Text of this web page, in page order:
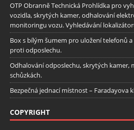
OTP Obranně Technická Prohlídka pro
vozidla, skrytých kamer, odhalování
monitoringu vozu. Vyhledávání
Box s bílým šumem pro uložení telefonů
proti odposlechu.
Odhalování odposlechu, skrytých kamer,
schůzkách.
Bezpečná jednací místnost – Faradayova
COPYRIGHT